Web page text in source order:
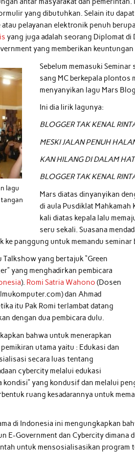
yang dibutuhkan. Selain itu
pelayanan elektronik penuh
yang juga adalah seorang Diplomat di
yang memberikan keuntungan
lagu
Sebelum memasuki
sang MC berkepala plontos
menyanyikan lagu Mars
Ini dia lirik lagunya:
BLOGGER TAK KENAL
MESKI JALAN PENUH
KAN HILANG DI DALAM
BLOGGER TAK KENAL
Mars diatas dinyanyikan
di aula Pusdiklat
kali diatas kepala lalu
seru sekali. Suasana
ke panggung untuk memandu
Talkshow yang bertajuk “Green
yang menghadirkan pembicara
). Romi Satria Wahono (Dosen
dan Ahmad
itu Pak Romi terlambat datang
dengan dua pembicara dulu.
bahwa untuk menerapkan
utama yaitu : Edukasi dan
secara luas tentang
cybercity melalui edukasi
kondisi” yang kondusif dan melalui
ruang kesadarannya untuk
di Indonesia ini mengungkapkan
E-Government dan Cybercity
untuk mensosialisasikan program